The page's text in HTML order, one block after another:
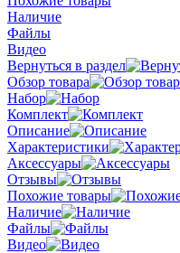
Наличие
Файлы
Видео
Вернуться в раздел
Обзор товара
Набор
Комплект
Описание
Характеристики
Аксессуары
Отзывы
Похожие товары
Наличие
Файлы
Видео